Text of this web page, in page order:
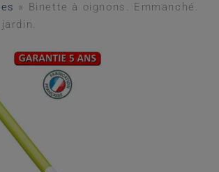
» Binette à oignons. Emmanché.